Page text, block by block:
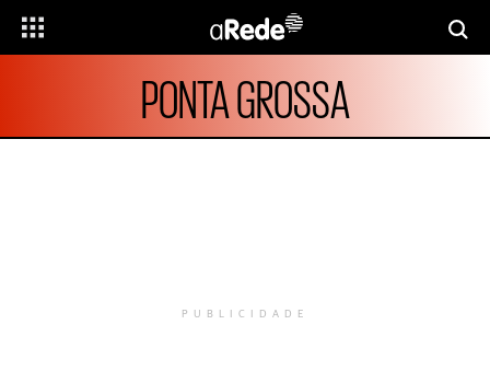
PONTA GROSSA
PUBLICIDADE